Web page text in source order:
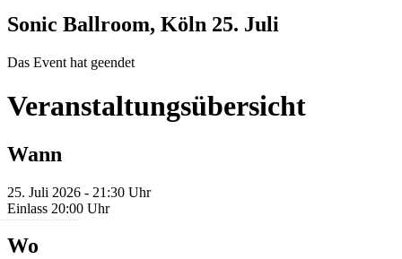
Sonic Ballroom, Köln 25. Juli
Das Event hat geendet
Veranstaltungsübersicht
Wann
25. Juli 2026 - 21:30 Uhr
Einlass 20:00 Uhr
Wo